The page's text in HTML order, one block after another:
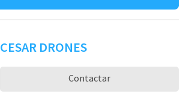
CESAR DRONES
Contactar